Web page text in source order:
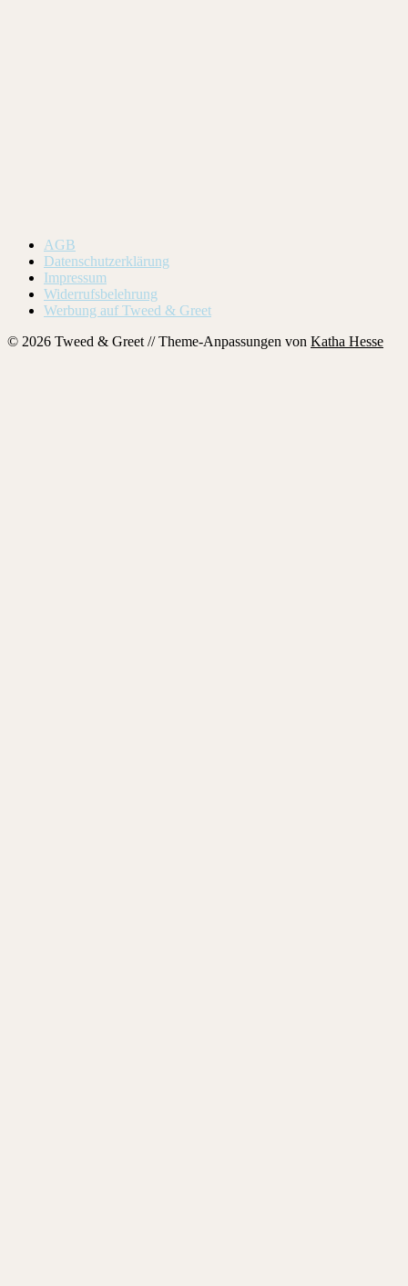
AGB
Datenschutzerklärung
Impressum
Widerrufsbelehrung
Werbung auf Tweed & Greet
© 2026 Tweed & Greet // Theme-Anpassungen von Katha Hesse